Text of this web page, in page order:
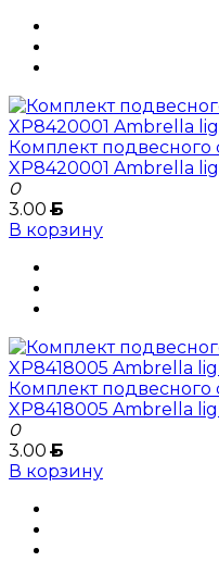
Комплект подвесного
XP8420001 Ambrella
0
3.00Б
В корзину
Комплект подвесного
XP8418005 Ambrella
0
3.00Б
В корзину